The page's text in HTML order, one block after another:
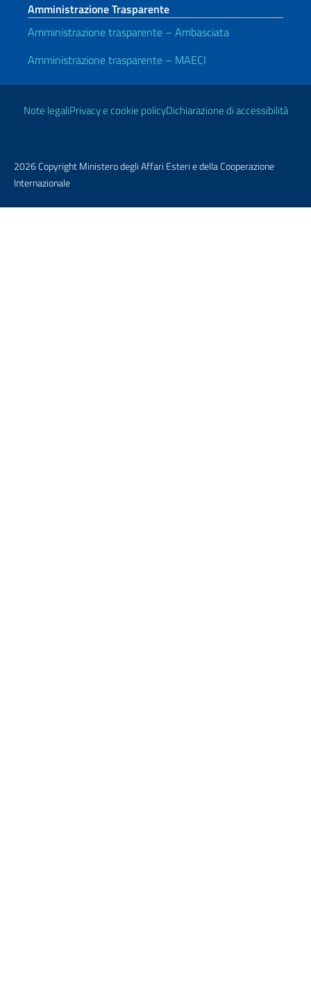
Amministrazione Trasparente
Amministrazione trasparente – Ambasciata
Amministrazione trasparente – MAECI
Link Utili
Note legaliPrivacy e cookie policyDichiarazione di accessibilità
2026 Copyright Ministero degli Affari Esteri e della Cooperazione
Internazionale